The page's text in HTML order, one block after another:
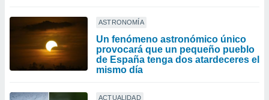
ASTRONOMÍA
Un fenómeno astronómico único
provocará que un pequeño pueblo
de España tenga dos atardeceres el
mismo día
ACTUALIDAD